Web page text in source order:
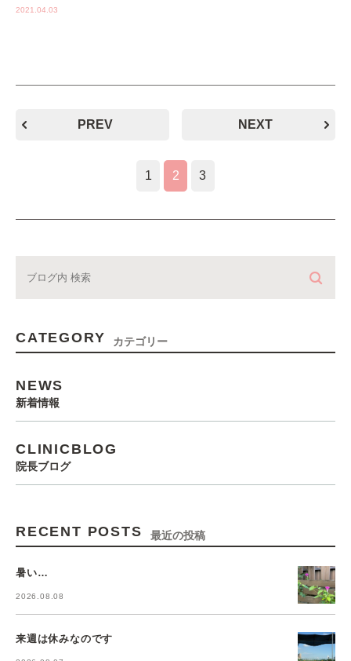
2021.04.03
PREV
1 2 3
NEXT
CATEGORY カテゴリー
NEWS
新着情報
CLINICBLOG
院長ブログ
RECENT POSTS 最近の投稿
暑い…
2026.08.08
来週は休みなのです